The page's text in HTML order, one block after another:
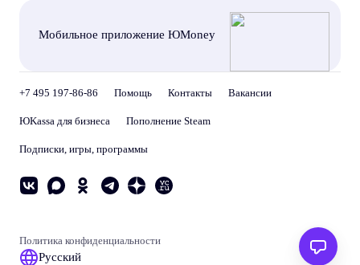
Мобильное приложение ЮMoney
+7 495 197-86-86 Помощь Контакты Вакансии
ЮKassa для бизнеса Пополнение Steam
Подписки, игры, программы
Русский
Политика конфиденциальности